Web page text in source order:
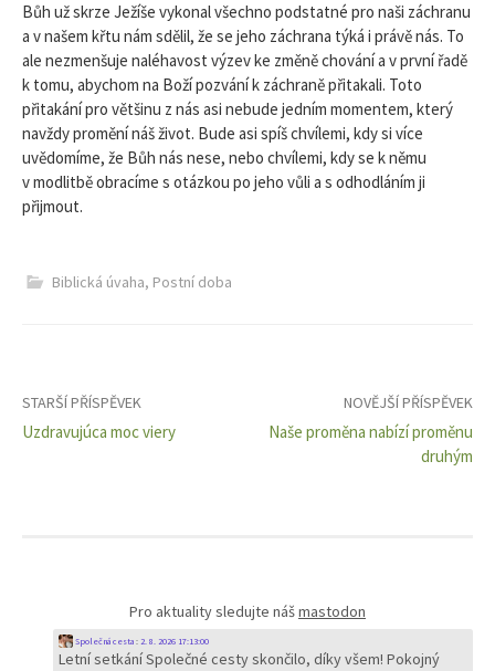
Bůh už skrze Ježíše vykonal všechno podstatné pro naši záchranu
a v našem křtu nám sdělil, že se jeho záchrana týká i právě nás. To
ale nezmenšuje naléhavost výzev ke změně chování a v první řadě
k tomu, abychom na Boží pozvání k záchraně přitakali. Toto
přitakání pro většinu z nás asi nebude jedním momentem, který
navždy promění náš život. Bude asi spíš chvílemi, kdy si více
uvědomíme, že Bůh nás nese, nebo chvílemi, kdy se k němu
v modlitbě obracíme s otázkou po jeho vůli a s odhodláním ji
přijmout.
Biblická úvaha, Postní doba
Navigace
pro
STARŠÍ PŘÍSPĚVEK
Uzdravujúca moc viery
NOVĚJŠÍ PŘÍSPĚVEK
Naše proměna nabízí proměnu
druhým
Pro aktuality sledujte nášmastodon
Společná cesta: 2. 8. 2026 17:13:00
Letní setkání Společné cesty skončilo, díky všem! Pokojný